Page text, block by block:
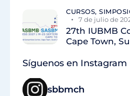
CURSOS,
7 de julio de
27th IUBMB
Cape Town,
Síguenos en Instagram
sbbmch